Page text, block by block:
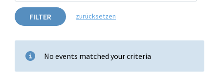
FILTER zurücksetzen
No events matched your criteria